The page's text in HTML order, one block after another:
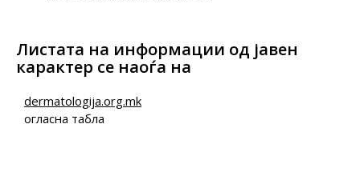
Листата на информации од јавен
карактер се наоѓа на
dermatologija.org.mk
огласна табла